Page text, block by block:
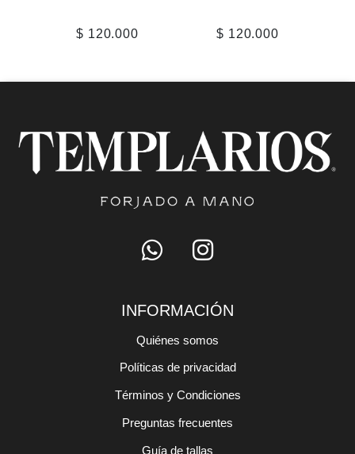
$ 120.000 $ 120.000
INFORMACIÓN
Quiénes somos
Políticas de privacidad
Términos y Condiciones
Preguntas frecuentes
Guía de tallas